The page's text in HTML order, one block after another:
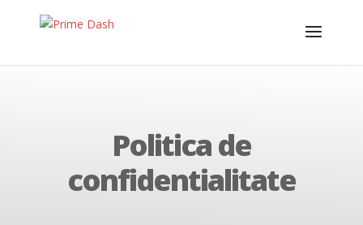
Politica de
confidentialitate